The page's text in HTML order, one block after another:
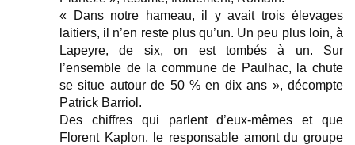
« Dans notre hameau, il y avait trois élevages
laitiers, il n’en reste plus qu’un. Un peu plus loin, à
Lapeyre, de six, on est tombés à un. Sur
l’ensemble de la commune de Paulhac, la chute
se situe autour de 50 % en dix ans », décompte
Patrick Barriol.
Des chiffres qui parlent d’eux-mêmes et que
Florent Kaplon, le responsable amont du groupe